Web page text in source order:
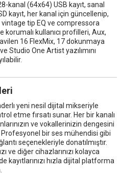
kanal (64x64) USB kayıt, sanal
kayıt, her kanal için güncellenip,
tip EQ ve compressora
korumalı kullanıcı profilleri, Aux,
16 FlexMix, 17 dokunmaya
Studio One Artist yazılımını
yeni nesil dijital mikseriyle
etme fırsatı sunar. Her bir kanalı
ve vokallerinizin dengesini
bir ses mühendisi gibi
seçenekleriyle donatılmıştır.
ve diğer cihazlarınızı kolayca
kayıtlarınızı hızla dijital platforma